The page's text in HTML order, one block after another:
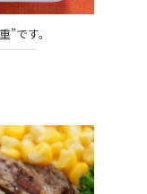
です。